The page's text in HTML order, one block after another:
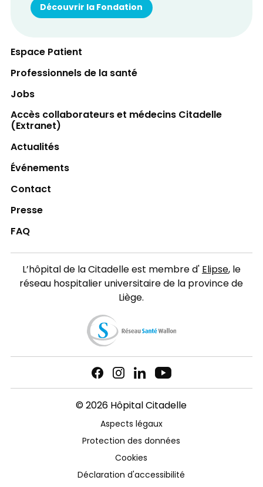
Découvrir la Fondation
Espace Patient
Professionnels de la santé
Jobs
Accès collaborateurs et médecins Citadelle
(Extranet)
Actualités
Événements
Contact
Presse
FAQ
L’hôpital de la Citadelle est membre d'Elipse, le
réseau hospitalier universitaire de la province de
Liège.
© 2026 Hôpital Citadelle
Aspects légaux
Protection des données
Cookies
Déclaration d'accessibilité